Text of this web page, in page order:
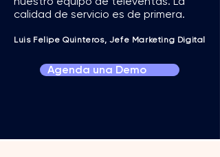
calidad de servicio es de primera.
Luis Felipe Quinteros, Jefe Marketing Digital
Agenda una Demo